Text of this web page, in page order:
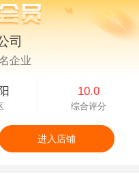
司
企业
10.0
综合评分
进入店铺